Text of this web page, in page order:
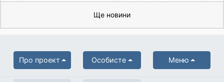
Ще новини
Про проект Особисте Меню